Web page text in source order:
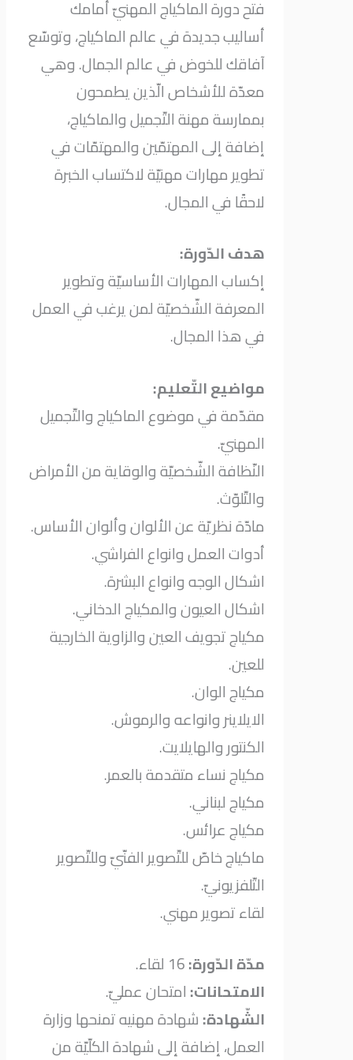
فتح دورة الماكياج المهنيّ أمامك
أساليب جديدة في عالم الماكياج، وتوسّع
آفاقك للخوض في عالم الجمال. وهي
معدّة للأشخاص الّذين يطمحون
بممارسة مهنة التّجميل والماكياج،
إضافة إلى المهتمّين والمهتمّات في
تطوير مهارات مهنيّة لاكتساب الخبرة
لاحقًا في المجال.
هدف الدّورة:
إكساب المهارات الأساسيّة وتطوير
المعرفة الشّخصيّة لمن يرغب في العمل
في هذا المجال.
مواضيع التّعليم:
مقدّمة في موضوع الماكياج والتّجميل
المهنيّ.
النّظافة الشّخصيّة والوقاية من الأمراض
والتّلوّث.
مادّة نظريّة عن الألوان وألوان الأساس.
أدوات العمل وانواع الفراشي.
اشكال الوجه وانواع البشرة.
اشكال العيون والمكياج الدخاني.
مكياج تجويف العين والزاوية الخارجية
للعين.
مكياج الوان.
الايلاينر وانواعه والرموش.
الكنتور والهايلايت.
مكياج نساء متقدمة بالعمر.
مكياج لبناني.
مكياج عرائس.
ماكياج خاصّ للتّصوير الفنّيّ وللتّصوير
التّلفزيونيّ.
لقاء تصوير مهني.
مدّة الدّورة:16 لقاء.
الامتحانات:امتحان عمليّ.
الشّهادة:شهادة مهنيه تمنحها وزارة
العمل، إضافة إلى شهادة الكلّيّة من